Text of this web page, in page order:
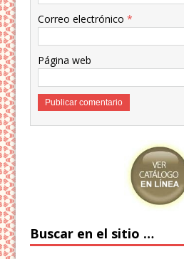
Correo electrónico*
Página web
Buscar en el sitio …